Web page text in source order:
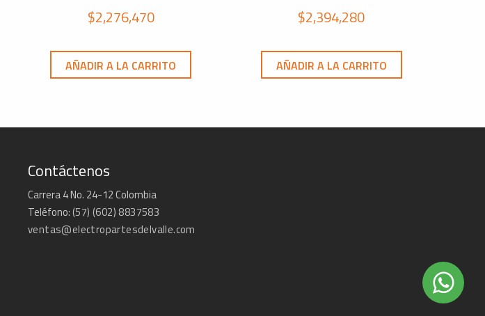
$2,276,470
AÑADIR A LA CARRITO
$2,394,280
AÑADIR A LA CARRITO
Contáctenos
Carrera 4 No. 24-12 Colombia
Teléfono:(57) (602) 8837583
ventas@electropartesdelvalle.com